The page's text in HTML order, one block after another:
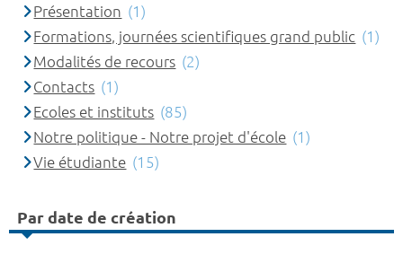
Présentation (1)
Formations, journées scientifiques grand public (1)
Modalités de recours (2)
Contacts (1)
Ecoles et instituts (85)
Notre politique - Notre projet d'école (1)
Vie étudiante (15)
Par date de création